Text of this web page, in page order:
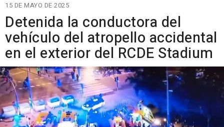
15 DE MAYO DE 2025
Detenida la conductora del
vehículo del atropello accidental
en el exterior del RCDE Stadium